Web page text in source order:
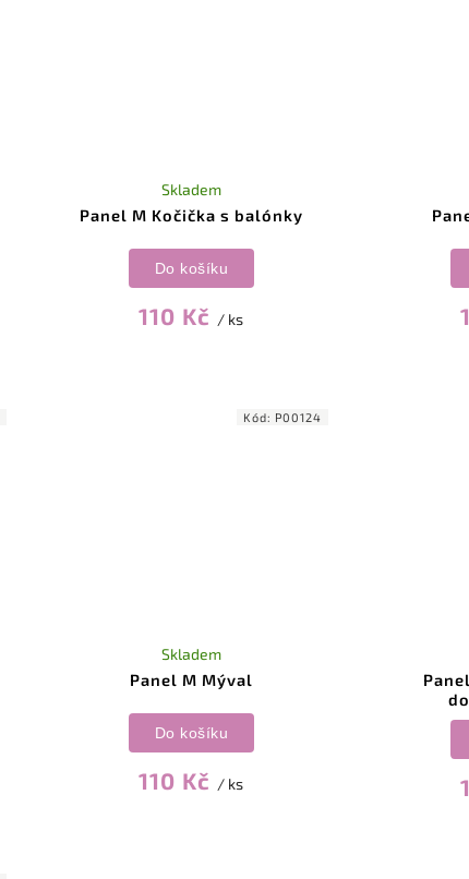
Panel M Kočička s balónky
Skladem
110 Kč / ks
Do košíku
Panel M Mýval
Skladem
110 Kč / ks
Do košíku
Kód: P00124